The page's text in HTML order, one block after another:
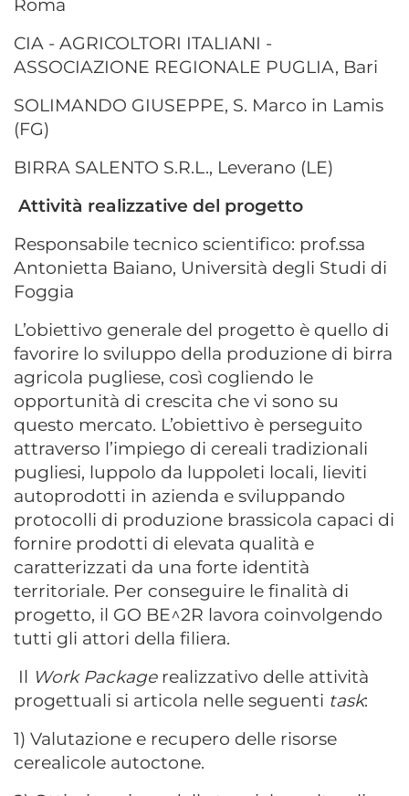
Roma
CIA - AGRICOLTORI ITALIANI -
ASSOCIAZIONE REGIONALE PUGLIA, Bari
SOLIMANDO GIUSEPPE, S. Marco in Lamis
(FG)
BIRRA SALENTO S.R.L., Leverano (LE)
Attività realizzative del progetto
Responsabile tecnico scientifico: prof.ssa
Antonietta Baiano, Università degli Studi di
Foggia
L’obiettivo generale del progetto è quello di
favorire lo sviluppo della produzione di birra
agricola pugliese, così cogliendo le
opportunità di crescita che vi sono su
questo mercato. L’obiettivo è perseguito
attraverso l’impiego di cereali tradizionali
pugliesi, luppolo da luppoleti locali, lieviti
autoprodotti in azienda e sviluppando
protocolli di produzione brassicola capaci di
fornire prodotti di elevata qualità e
caratterizzati da una forte identità
territoriale. Per conseguire le finalità di
progetto, il GO BE^2R lavora coinvolgendo
tutti gli attori della filiera.
Il Work Packagerealizzativo delle attività
progettuali si articola nelle seguenti task:
1) Valutazione e recupero delle risorse
cerealicole autoctone.